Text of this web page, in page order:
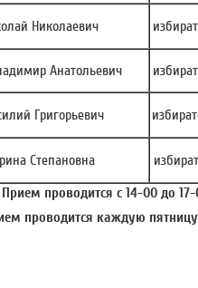
Николаевич
Анатольевич
Григорьевич
Степановна
Прием проводится с 14-00 до
проводится каждую